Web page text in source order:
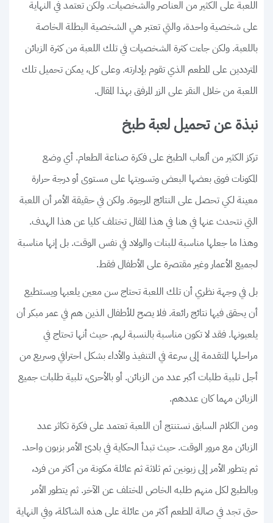
اللعبة على الكثير من العناصر والشخصيات. ولكن تعتمد في النهاية
على شخصية واحدة، والتي تعتبر هي الشخصية البطلة الخاصة
باللعبة. ولكن جاءت كثرة الشخصيات في تلك اللعبة من كثرة الزبائن
المترددين على المطعم الذي تقوم بإدارته. وعلى كل، يمكن تحميل تلك
اللعبة من خلال النقر على الزر المرفق بهذا المقال.
نبذة عن تحميل لعبة طبخ
تركز الكثير من ألعاب الطبخ على فكرة صناعة الطعام. أي وضع
المكونات فوق بعضها البعض وتسويتها على مستوى أو درجة حرارة
معينة لكي تحصل على النتائج المرجوة. ولكن في حقيقة الأمر أن اللعبة
التي نتحدث عنها في هنا في هذا المقال تختلف كليا عن هذا الهدف.
وهذا ما جعلها مناسبة للبنات والولاد في نفس الوقت. بل إنها مناسبة
لجميع الأعمار وغير مقتصرة على الأطفال فقط.
بل في وجهة نظري أن تلك اللعبة تحتاج سن معين يلعبها ويستطيع
أن يحقق فيها نتائج رائعة. فلا يصح للأطفال الذين هم في عمر مبكر أن
يلعبونها. فقد لا تكون مناسبة بالنسبة لهم. حيث أنها تحتاج في
مراحلها المتقدمة إلى سرعة في التنفيذ والأداء بشكل احترافي وسريع من
أجل تلبية طلبات أكبر عدد من الزبائن. أو بالأحرى، تلبية طلبات جميع
الزبائن مهما كان عددهم.
ومن الكلام السابق نستنتج أن اللعبة تعتمد على فكرة تكاثر عدد
الزبائن مع مرور الوقت. حيث تبدأ الحكاية في بادئ الأمر بزبون واحد.
ثم يتطور الأمر إلى زبونين ثم ثلاثة ثم عائلة مكونة من أكثر من فرد،
وبالطبع لكل منهم طلبه الخاص المختلف عن الآخر. ثم يتطور الأمر
حتى تجد في صالة المطعم أكثر من عائلة على هذه الشاكلة، وفي النهاية